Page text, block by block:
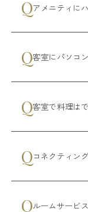
アメニティに
客室にパソコ
客室で料理は
コネクティン
ルームサービ